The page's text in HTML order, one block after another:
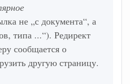
не „с документа“, а
типа ...“). Редирект
сообщается о
другую страницу.